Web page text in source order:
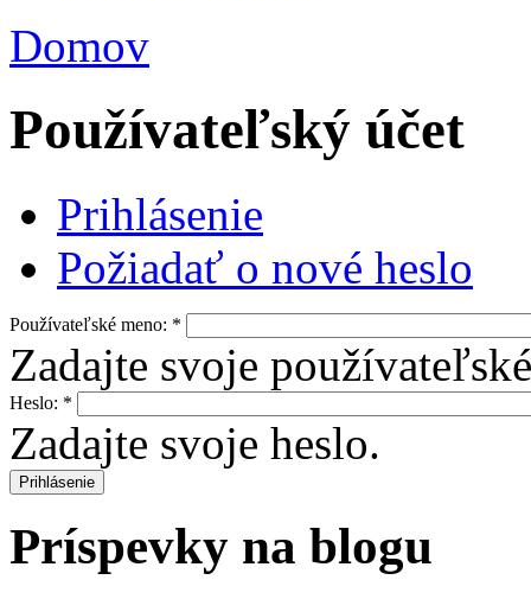
Domov
Používateľský účet
Prihlásenie
Požiadať o nové heslo
Používateľské meno: *
Zadajte svoje
Heslo: *
Zadajte svoje heslo.
Príspevky na blogu